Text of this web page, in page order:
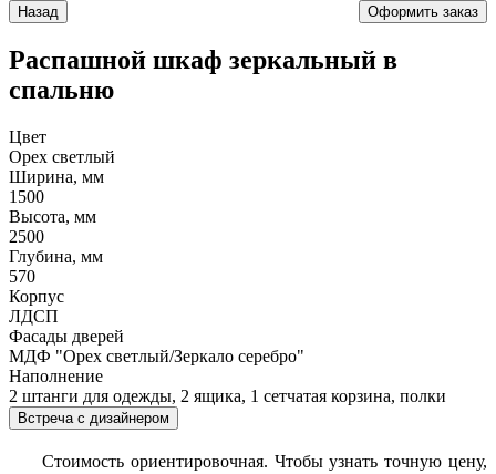
Назад
Распашной шкаф зеркальный в
спальню
Цвет
Орех светлый
Ширина, мм
1500
Высота, мм
2500
Глубина, мм
570
Корпус
ЛДСП
Фасады дверей
МДФ "Орех светлый/Зеркало серебро"
Наполнение
2 штанги для одежды, 2 ящика, 1 сетчатая корзина, полки
Встреча с дизайнером
Стоимость ориентировочная. Чтобы узнать точную цену,